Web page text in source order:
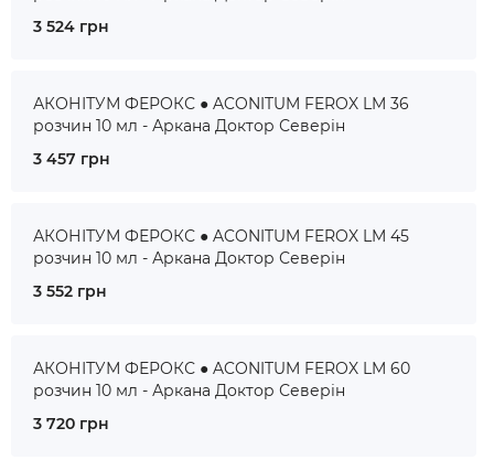
3 524 грн
АКОНІТУМ ФЕРОКС ● ACONITUM FEROX LM 36
розчин 10 мл - Аркана Доктор Северін
3 457 грн
АКОНІТУМ ФЕРОКС ● ACONITUM FEROX LM 45
розчин 10 мл - Аркана Доктор Северін
3 552 грн
АКОНІТУМ ФЕРОКС ● ACONITUM FEROX LM 60
розчин 10 мл - Аркана Доктор Северін
3 720 грн